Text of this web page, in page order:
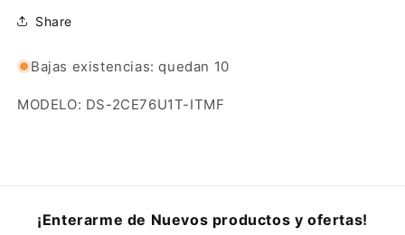
Share
Bajas existencias: quedan 10
MODELO: DS-2CE76U1T-ITMF
¡Enterarme de Nuevos productos y ofertas!